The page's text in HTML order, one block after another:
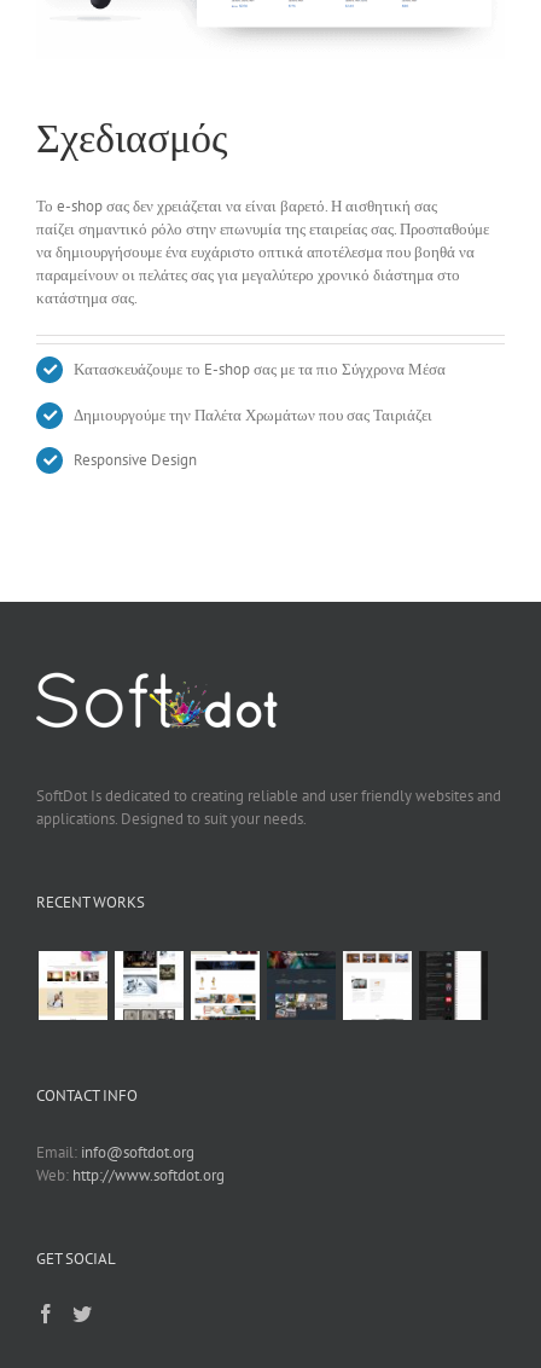
Σχεδιασμός
Το e-shop σας δεν χρειάζεται να είναι βαρετό. Η αισθητική σας
παίζει σημαντικό ρόλο στην επωνυμία της εταιρείας σας. Προσπαθούμε
να δημιουργήσουμε ένα ευχάριστο οπτικά αποτέλεσμα που βοηθά να
παραμείνουν οι πελάτες σας για μεγαλύτερο χρονικό διάστημα στο
κατάστημα σας.
Κατασκευάζουμε το E-shop σας με τα πιο Σύγχρονα Μέσα
Δημιουργούμε την Παλέτα Χρωμάτων που σας Ταιριάζει
Responsive Design
SoftDot Is dedicated to creating reliable and user friendly websites and
applications. Designed to suit your needs.
RECENT WORKS
CONTACT INFO
Email: info@softdot.org
Web: http://www.softdot.org
GET SOCIAL